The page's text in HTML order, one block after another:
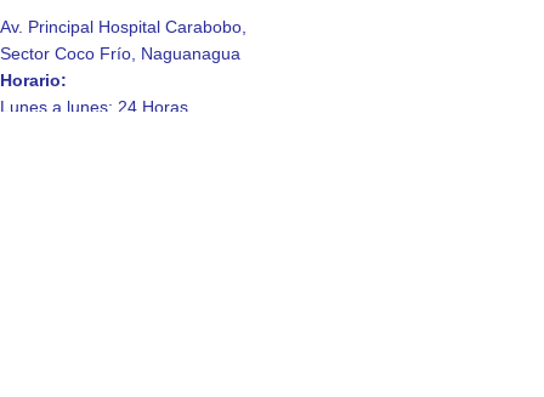
Av. Principal Hospital Carabobo,
Sector Coco Frío, Naguanagua
Horario:
Lunes a lunes: 24 Horas.